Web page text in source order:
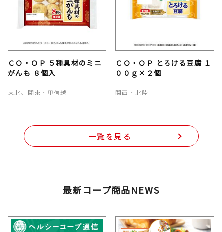
ＣＯ・ＯＰ ５種具材のミニ
がんも ８個入
東北、関東・甲信越
ＣＯ・ＯＰ とろける豆腐 １
００ｇ×２個
関西・北陸
一覧を見る
最新コープ商品NEWS